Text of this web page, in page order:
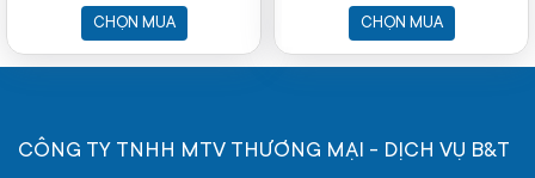
CHỌN MUA
CHỌN MUA
CÔNG TY TNHH MTV THƯƠNG MẠI - DỊCH VỤ B&T